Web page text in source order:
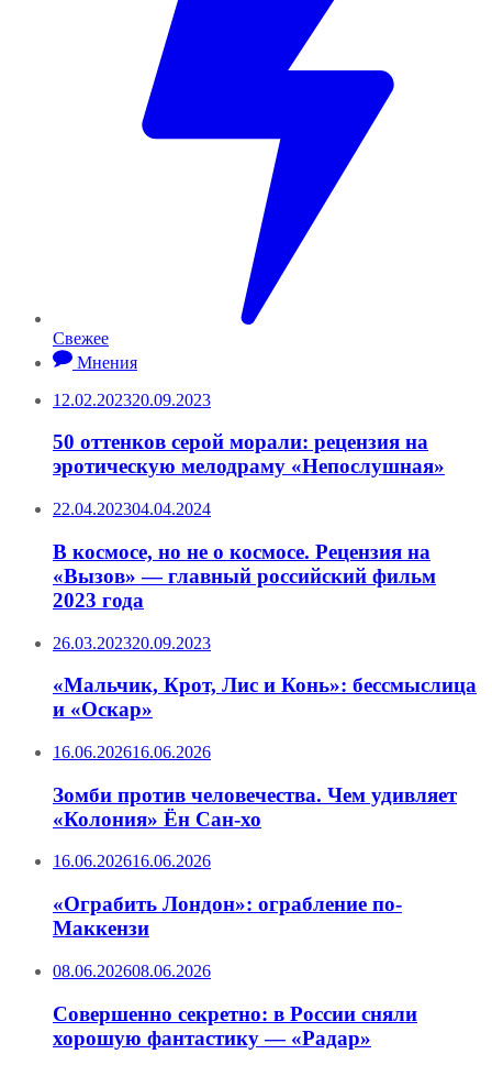
Свежее
Мнения
12.02.202320.09.2023
50 оттенков серой морали: рецензия на
эротическую мелодраму «Непослушная»
22.04.202304.04.2024
В космосе, но не о космосе. Рецензия на
«Вызов» — главный российский фильм
2023 года
26.03.202320.09.2023
«Мальчик, Крот, Лис и Конь»: бессмыслица
и «Оскар»
16.06.202616.06.2026
Зомби против человечества. Чем удивляет
«Колония» Ён Сан-хо
16.06.202616.06.2026
«Ограбить Лондон»: ограбление по-
Маккензи
08.06.202608.06.2026
Совершенно секретно: в России сняли
хорошую фантастику — «Радар»